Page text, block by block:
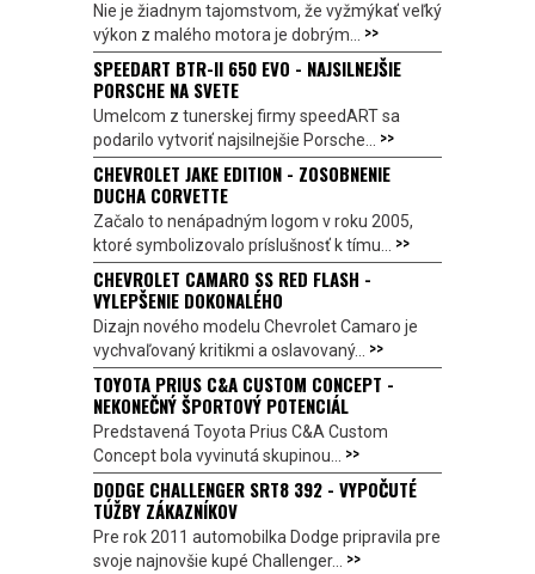
Nie je žiadnym tajomstvom, že vyžmýkať veľký
výkon z malého motora je dobrým... >>
SPEEDART BTR-II 650 EVO - NAJSILNEJŠIE
PORSCHE NA SVETE
Umelcom z tunerskej firmy speedART sa
podarilo vytvoriť najsilnejšie Porsche... >>
CHEVROLET JAKE EDITION - ZOSOBNENIE
DUCHA CORVETTE
Začalo to nenápadným logom v roku 2005,
ktoré symbolizovalo príslušnosť k tímu... >>
CHEVROLET CAMARO SS RED FLASH -
VYLEPŠENIE DOKONALÉHO
Dizajn nového modelu Chevrolet Camaro je
vychvaľovaný kritikmi a oslavovaný... >>
TOYOTA PRIUS C&A CUSTOM CONCEPT -
NEKONEČNÝ ŠPORTOVÝ POTENCIÁL
Predstavená Toyota Prius C&A Custom
Concept bola vyvinutá skupinou... >>
DODGE CHALLENGER SRT8 392 - VYPOČUTÉ
TÚŽBY ZÁKAZNÍKOV
Pre rok 2011 automobilka Dodge pripravila pre
svoje najnovšie kupé Challenger... >>